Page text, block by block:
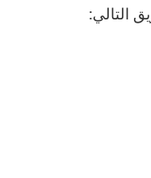
التالي: